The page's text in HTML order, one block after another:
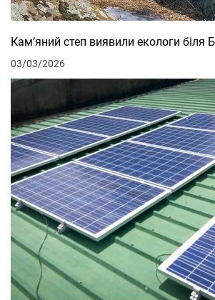
Кам’яний степ виявили екологи біля
03/03/2026